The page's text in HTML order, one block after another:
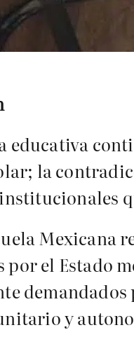
educativa
la
Mexicana
por el Estado
y